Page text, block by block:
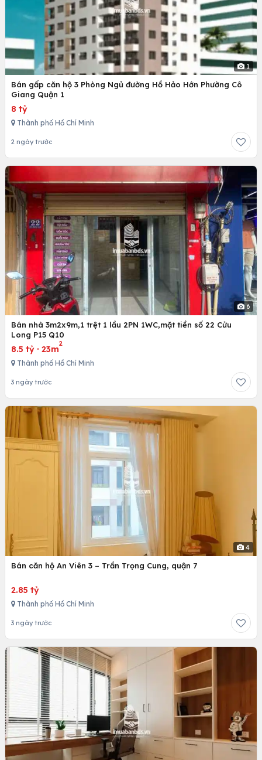
1
Bán gấp căn hộ 3 Phòng Ngủ đường Hồ Hảo Hớn Phường Cô
Giang Quận 1
8 tỷ
Thành phố Hồ Chí Minh
2 ngày trước
6
Bán nhà 3m2x9m,1 trệt 1 lầu 2PN 1WC,mặt tiền số 22 Cửu
Long P15 Q10
8.5 tỷ · 23m
2
Thành phố Hồ Chí Minh
3 ngày trước
4
Bán căn hộ An Viên 3 – Trần Trọng Cung, quận 7
2.85 tỷ
Thành phố Hồ Chí Minh
3 ngày trước